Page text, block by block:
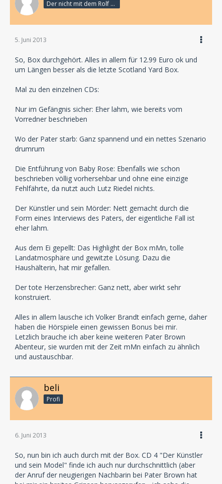
Der nicht mit dem Rolf schranzt
5. Juni 2013
So, Box durchgehört. Alles in allem für 12.99 Euro ok und
um Längen besser als die letzte Scotland Yard Box.
Mal zu den einzelnen CDs:
Nur im Gefängnis sicher: Eher lahm, wie bereits vom
Vorredner beschrieben
Wo der Pater starb: Ganz spannend und ein nettes Szenario
drumrum
Die Entführung von Baby Rose: Ebenfalls wie schon
beschrieben völlig vorhersehbar und ohne eine einzige
Fehlfährte, da nutzt auch Lutz Riedel nichts.
Der Künstler und sein Mörder: Nett gemacht durch die
Form eines Interviews des Paters, der eigentliche Fall ist
eher lahm.
Aus dem Ei gepellt: Das Highlight der Box mMn, tolle
Landatmosphäre und gewitzte Lösung. Dazu die
Haushälterin, hat mir gefallen.
Der tote Herzensbrecher: Ganz nett, aber wirkt sehr
konstruiert.
Alles in allem lausche ich Volker Brandt einfach gerne, daher
haben die Hörspiele einen gewissen Bonus bei mir.
Letzlich brauche ich aber keine weiteren Pater Brown
Abenteur, sie wurden mit der Zeit mMn einfach zu ähnlich
und austauschbar.
beli
Profi
6. Juni 2013
So, nun bin ich auch durch mit der Box. CD 4 "Der Künstler
und sein Model" finde ich auch nur durchschnittlich (aber
der Anruf der neugierigen Nachbarin bei Pater Brown hat